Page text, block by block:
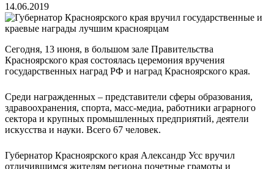
14.06.2019
Сегодня, 13 июня, в большом зале Правительства
Красноярского края состоялась церемония вручения
государственных наград РФ и наград Красноярского края.
Среди награжденных – представители сферы образования,
здравоохранения, спорта, масс-медиа, работники аграрного
сектора и крупных промышленных предприятий, деятели
искусства и науки. Всего 67 человек.
Губернатор Красноярского края Александр Усс вручил
отличившимся жителям региона почетные грамоты и